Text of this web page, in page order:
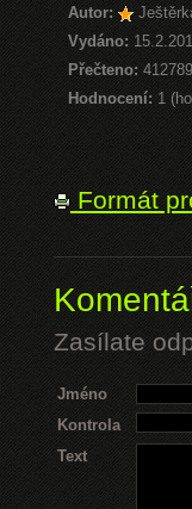
Autor:
Vydáno:
Přečteno:
Hodnocení: 1
Formát
Zasílate
Jméno
Kontrola
Text